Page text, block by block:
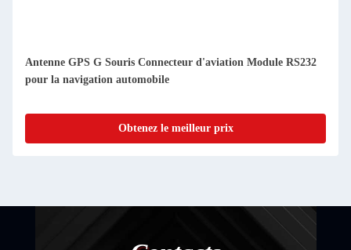
Antenne GPS G Souris Connecteur d'aviation Module RS232
pour la navigation automobile
Obtenez le meilleur prix